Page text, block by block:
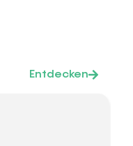
Entdecken